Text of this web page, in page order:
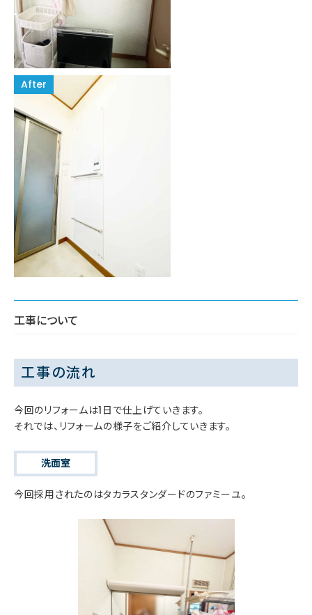
工事について
工事の流れ
今回のリフォームは1日で仕上げていきます。
それでは、リフォームの様子をご紹介していきます。
洗面室
今回採用されたのはタカラスタンダードのファミーユ。